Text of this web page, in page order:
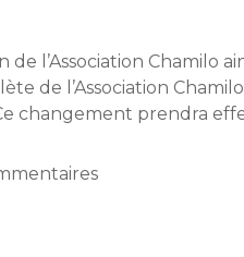
du projet Chamilo à
de l’Association Chamilo
de l’Association
changement prendra